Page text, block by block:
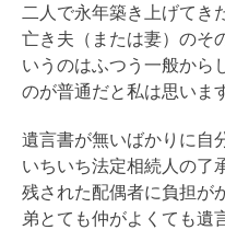
二人で永年築き上げてき
亡き夫（または妻）のそ
いうのはふつう一般から
のが普通だと私は思いま
遺言書が無いばかりに自
いちいち法定相続人の了
残された配偶者に負担が
弟とても仲がよくても遺